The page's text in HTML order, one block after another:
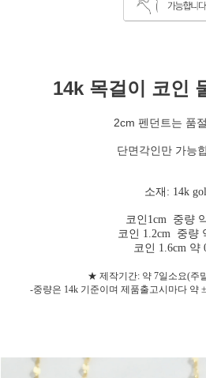
14k 목걸이 코인
2cm 펜던트는 품
단면각인만 가능
소재: 14k
코인1cm 중량
코인 1.2cm 중량
코인 1.6cm 약
★ 제작기간: 약 7일소요(주
-중량은 14k 기준이며 제품출고시마다 약